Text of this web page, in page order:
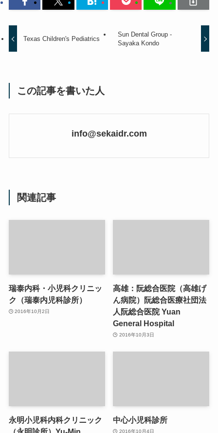
Texas Children's Pediatrics
Sun Dental Group -
Sayaka Kondo
この記事を書いた人
info@sekaidr.com
関連記事
瑞泰内科・小児科クリニッ
ク（瑞泰内児科診所）
2016年10月2日
高雄：阮総合医院（高雄げ
ん病院）阮総合医療社団法
人阮総合医院 Yuan
General Hospital
2016年10月3日
永明小児科内科クリニック
中心小児科診所
2016年10月4日